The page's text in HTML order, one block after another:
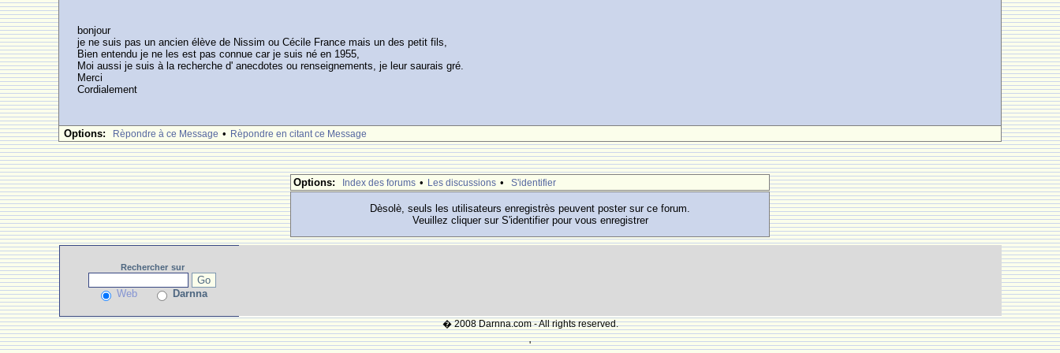
bonjour
je ne suis pas un ancien élève de Nissim ou Cécile France mais un des petit fils,
Bien entendu je ne les est pas connue car je suis né en 1955,
Moi aussi je suis à la recherche d' anecdotes ou renseignements, je leur saurais gré.
Merci
Cordialement
Options: Rèpondre à ce Message • Rèpondre en citant ce Message
Options: Index des forums • Les discussions • S'identifier
Dèsolè, seuls les utilisateurs enregistrès peuvent poster sur ce forum.
Veuillez cliquer sur S'identifier pour vous enregistrer
Rechercher sur
Web Darnna
� 2008 Darnna.com - All rights reserved.
'